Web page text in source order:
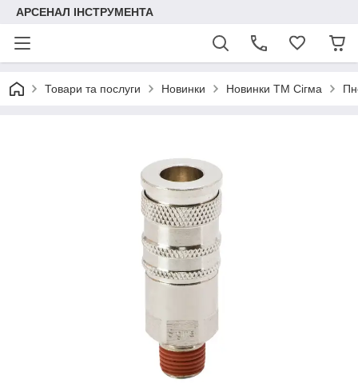
АРСЕНАЛ ІНСТРУМЕНТА
Товари та послуги Новинки Новинки ТМ Сігма